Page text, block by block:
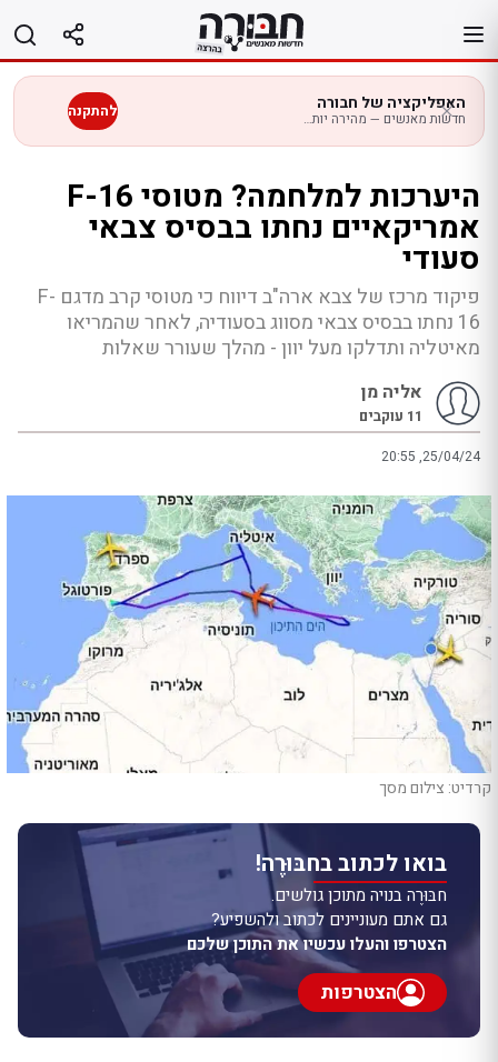
לתוכן
האפליקציה של חבורה
חדשות מאנשים — מהירה יותר בנייד להתקנה
היערכות למלחמה? מטוסי F-16
אמריקאיים נחתו בבסיס צבאי
סעודי
פיקוד מרכז של צבא ארה"ב דיווח כי מטוסי קרב מדגם F-
16 נחתו בבסיס צבאי מסווג בסעודיה, לאחר שהמריאו
מאיטליה ותדלקו מעל יוון - מהלך שעורר שאלות
אליה מן
11 עוקבים
20:55 ,25/04/24
קרדיט: צילום מסך
בואו לכתוב בחבּוּרֶה!
חבּוּרֶה בנויה מתוכן גולשים.
גם אתם מעוניינים לכתוב ולהשפיע?
הצטרפו והעלו עכשיו את התוכן שלכם
הצטרפות